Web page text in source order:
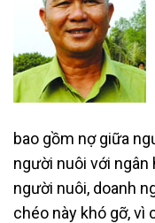
bao gồm nợ giữa
người nuôi với ngân
người nuôi, doanh
chéo này khó gỡ, vì